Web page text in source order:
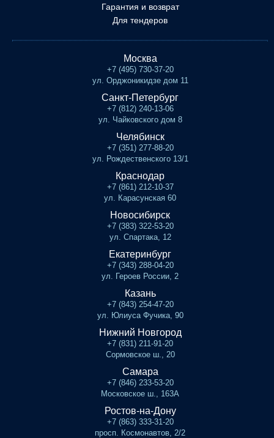
Гарантия и возврат
Для тендеров
Москва
+7 (495) 730-37-20
ул. Орджоникидзе дом 11
Санкт-Петербург
+7 (812) 240-13-06
ул. Чайковского дом 8
Челябинск
+7 (351) 277-88-20
ул. Рождественского 13/1
Краснодар
+7 (861) 212-10-37
ул. Карасунская 60
Новосибирск
+7 (383) 322-53-20
ул. Спартака, 12
Екатеринбург
+7 (343) 288-04-20
ул. Героев России, 2
Казань
+7 (843) 254-47-20
ул. Юлиуса Фучика, 90
Нижний Новгород
+7 (831) 211-91-20
Сормовское ш., 20
Самара
+7 (846) 233-53-20
Московское ш., 163А
Ростов-на-Дону
+7 (863) 333-31-20
просп. Космонавтов, 2/2